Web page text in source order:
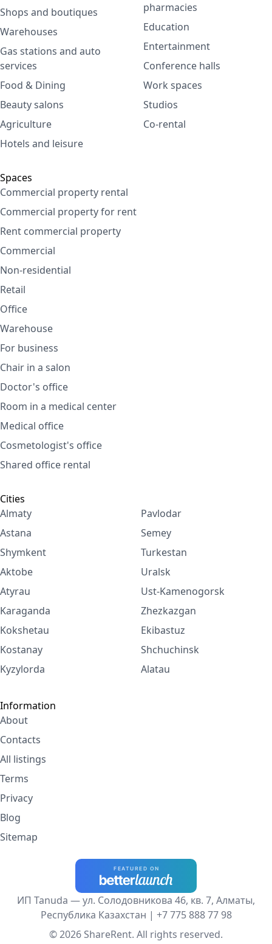
Shops and boutiques
Warehouses
Gas stations and auto
services
Food & Dining
Beauty salons
Agriculture
Hotels and leisure
pharmacies
Education
Entertainment
Conference halls
Work spaces
Studios
Co-rental
Spaces
Commercial property rental
Commercial property for rent
Rent commercial property
Commercial
Non-residential
Retail
Office
Warehouse
For business
Chair in a salon
Doctor's office
Room in a medical center
Medical office
Cosmetologist's office
Shared office rental
Cities
Almaty
Astana
Shymkent
Aktobe
Atyrau
Karaganda
Kokshetau
Kostanay
Kyzylorda
Pavlodar
Semey
Turkestan
Uralsk
Ust-Kamenogorsk
Zhezkazgan
Ekibastuz
Shchuchinsk
Alatau
Information
About
Contacts
All listings
Terms
Privacy
Blog
Sitemap
ИП Tanuda — ул. Солодовникова 46, кв. 7, Алматы,
Республика Казахстан | +7 775 888 77 98
© 2026 ShareRent. All rights reserved.